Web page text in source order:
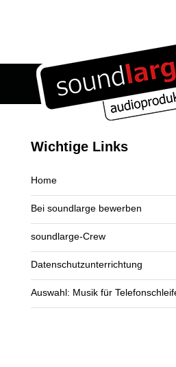
Wichtige Links
Home
Bei soundlarge bewerben
soundlarge-Crew
Datenschutzunterrichtung
Auswahl: Musik für